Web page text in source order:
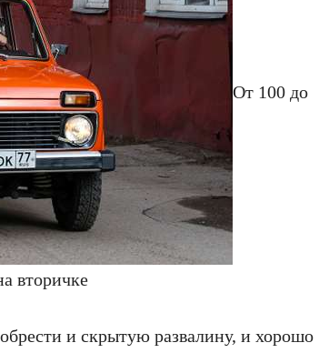
От 100 до
вторичке
и скрытую развалину, и хорошо